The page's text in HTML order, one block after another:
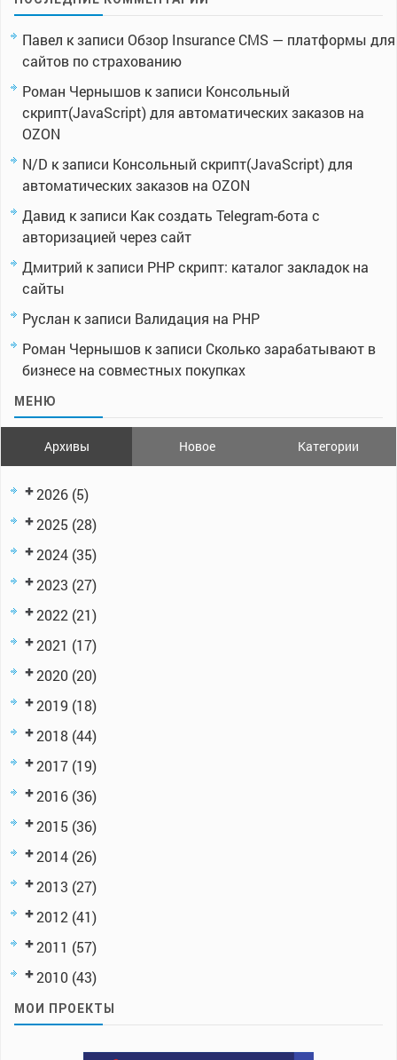
Павел к записи Обзор Insurance CMS — платформы для
сайтов по страхованию
Роман Чернышов к записи Консольный
скрипт(JavaScript) для автоматических заказов на
OZON
N/D к записи Консольный скрипт(JavaScript) для
автоматических заказов на OZON
Давид к записи Как создать Telegram-бота с
авторизацией через сайт
Дмитрий к записи PHP скрипт: каталог закладок на
сайты
Руслан к записи Валидация на PHP
Роман Чернышов к записи Сколько зарабатывают в
бизнесе на совместных покупках
МЕНЮ
Архивы Новое Категории
2026 (5)
2025 (28)
2024 (35)
2023 (27)
2022 (21)
2021 (17)
2020 (20)
2019 (18)
2018 (44)
2017 (19)
2016 (36)
2015 (36)
2014 (26)
2013 (27)
2012 (41)
2011 (57)
2010 (43)
МОИ ПРОЕКТЫ